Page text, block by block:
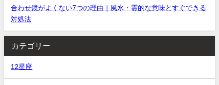
合わせ鏡がよくない7つの理由｜風水・霊的な意味とすぐできる
対処法
カテゴリー
12星座